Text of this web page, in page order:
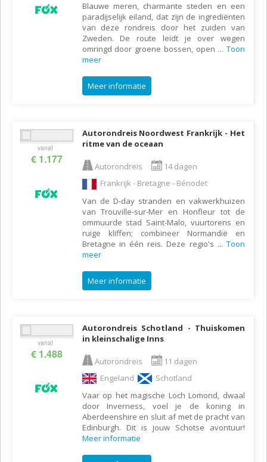
Blauwe meren, charmante steden en een
paradijselijk eiland, dat zijn de ingrediënten
van deze rondreis door het zuiden van
Zweden. De route leidt je over wegen
omringd door groene bossen, open ... Toon
meer
Meer informatie
vanaf
€ 1.177
Autorondreis Noordwest Frankrijk - Het
ritme van de oceaan
Autorondreis
14 dagen
Frankrijk - Bretagne - Bénodet
Van de D-day stranden en vakwerkhuizen
van Trouville-sur-Mer en Honfleur tot de
ommuurde stad Saint-Malo, vuurtorens en
ruige kliffen; combineer Normandië en
Bretagne in één reis. Deze regio's ... Toon
meer
Meer informatie
vanaf
€ 1.488
Autorondreis Schotland - Thuiskomen
in kleinschalige Inns
Autorondreis
11 dagen
Engeland
Schotland
Vaar op het magische Loch Lomond, dwaal
door Inverness, voel je de koning in
Aberdeenshire en sluit af met de pracht van
Edinburgh. Dit is jouw Schotse avontuur!
Meer informatie